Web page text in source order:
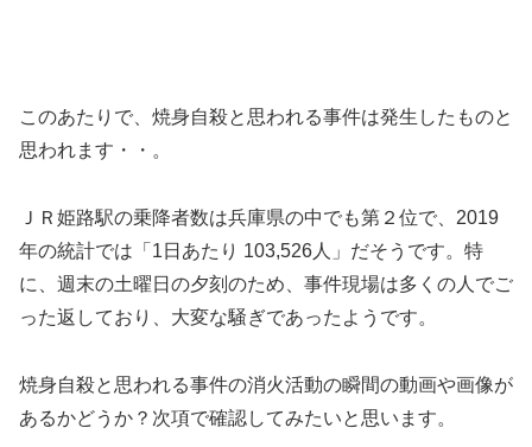
このあたりで、焼身自殺と思われる事件は発生したものと
思われます・・。
ＪＲ姫路駅の乗降者数は兵庫県の中でも第２位で、2019
年の統計では「1日あたり 103,526人」だそうです。特
に、週末の土曜日の夕刻のため、事件現場は多くの人でご
った返しており、大変な騒ぎであったようです。
焼身自殺と思われる事件の消火活動の瞬間の動画や画像が
あるかどうか？次項で確認してみたいと思います。